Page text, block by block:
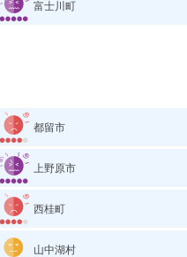
富士川町
都留市
上野原市
西桂町
山中湖村